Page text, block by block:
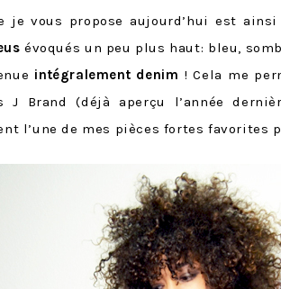
je vous propose aujourd’hui est
évoqués un peu plus haut: bleu,
intégralement denim ! Cela me
J Brand (déjà aperçu l’année
l’une de mes pièces fortes favorites